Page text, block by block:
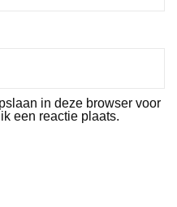
in deze browser voor
een reactie plaats.